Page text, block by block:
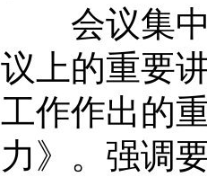
会议集中
议上的重要
工作作出的
力》。强调